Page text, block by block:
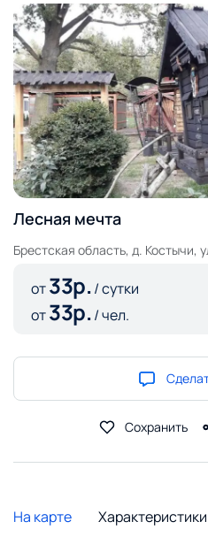
Лесная мечта
Брестская область, д. Костычи,
от33р./ сутки
от33р./ чел.
Сохранить
На карте Характеристики